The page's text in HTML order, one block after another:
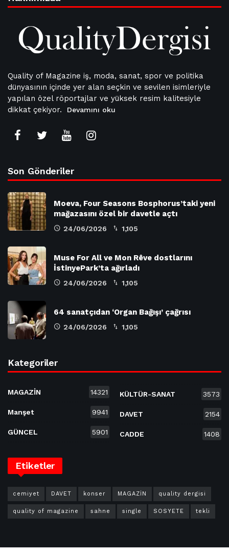
Quality of Magazine iş, moda, sanat, spor ve politika
dünyasının içinde yer alan seçkin ve sevilen isimleriyle
yapılan özel röportajlar ve yüksek resim kalitesiyle
dikkat çekiyor.
Devamını oku
Son Gönderiler
Moeva, Four Seasons Bosphorus’taki yeni
mağazasını özel bir davetle açtı
24/06/2026 1,105
Muse For All ve Mon Rêve dostlarını
İstinyePark’ta ağırladı
24/06/2026 1,105
64 sanatçıdan ‘Organ Bağışı’ çağrısı
24/06/2026 1,105
Kategoriler
MAGAZİN 14321
Manşet 9941
GÜNCEL 5901
KÜLTÜR-SANAT 3573
DAVET 2154
CADDE 1408
Etiketler
cemiyet DAVET konser MAGAZİN quality dergisi
quality of magazine sahne single SOSYETE tekli